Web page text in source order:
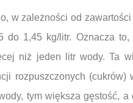
w zależności od
do 1,45 kg/litr. Oznacza
niż jeden litr wody. Ta
rozpuszczonych
tym większa gęstość,